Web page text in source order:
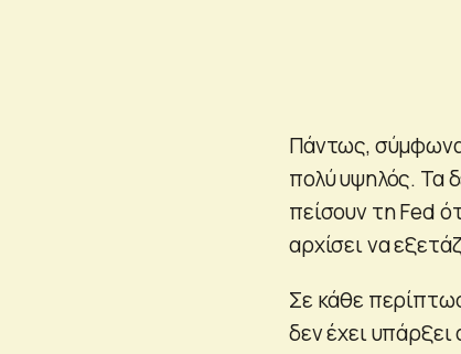
Πάντως, σύμφωνα
πολύ υψηλός. Τα
πείσουν τη Fed
αρχίσει να
Σε κάθε
δεν έχει